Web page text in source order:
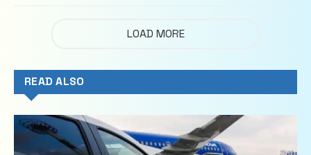
LOAD MORE
READ ALSO